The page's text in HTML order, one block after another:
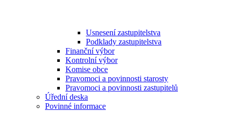
Usnesení zastupitelstva
Podklady zastupitelstva
Finanční výbor
Kontrolní výbor
Komise obce
Pravomoci a povinnosti starosty
Pravomoci a povinnosti zastupitelů
Úřední deska
Povinné informace